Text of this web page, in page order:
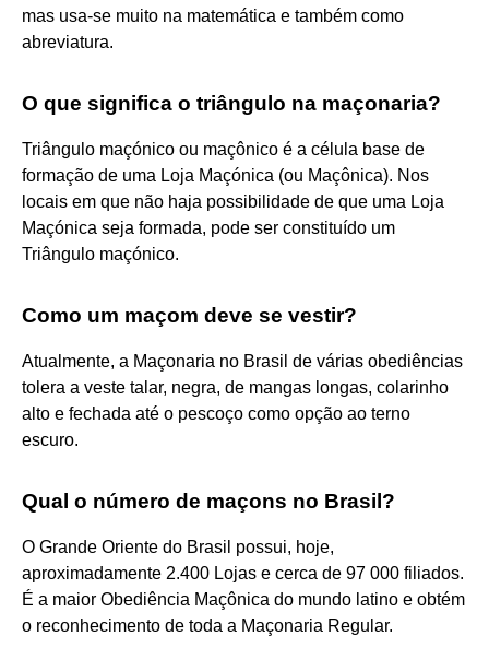
mas usa-se muito na matemática e também como
abreviatura.
O que significa o triângulo na maçonaria?
Triângulo maçónico ou maçônico é a célula base de
formação de uma Loja Maçónica (ou Maçônica). Nos
locais em que não haja possibilidade de que uma Loja
Maçónica seja formada, pode ser constituído um
Triângulo maçónico.
Como um maçom deve se vestir?
Atualmente, a Maçonaria no Brasil de várias obediências
tolera a veste talar, negra, de mangas longas, colarinho
alto e fechada até o pescoço como opção ao terno
escuro.
Qual o número de maçons no Brasil?
O Grande Oriente do Brasil possui, hoje,
aproximadamente 2.400 Lojas e cerca de 97 000 filiados.
É a maior Obediência Maçônica do mundo latino e obtém
o reconhecimento de toda a Maçonaria Regular.